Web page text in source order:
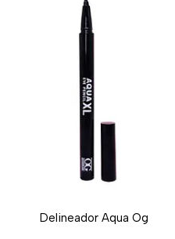
Delineador Aqua Og